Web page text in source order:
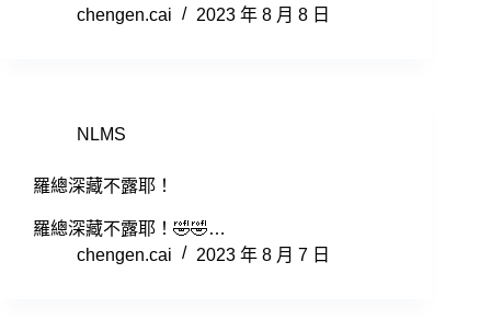
chengen.cai
2023 年 8 月 8 日
NLMS
羅總深藏不露耶！
羅總深藏不露耶！🤣🤣…
chengen.cai
2023 年 8 月 7 日